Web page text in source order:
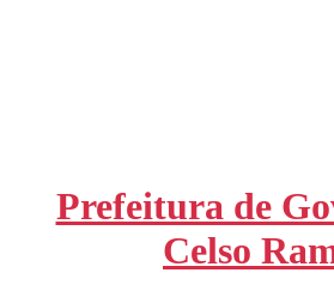
Prefeitura de
Celso